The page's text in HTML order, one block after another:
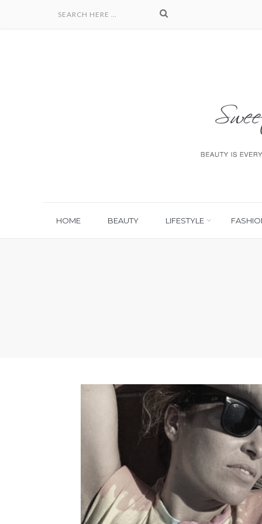
HOME BEAUTY LIFESTYLE